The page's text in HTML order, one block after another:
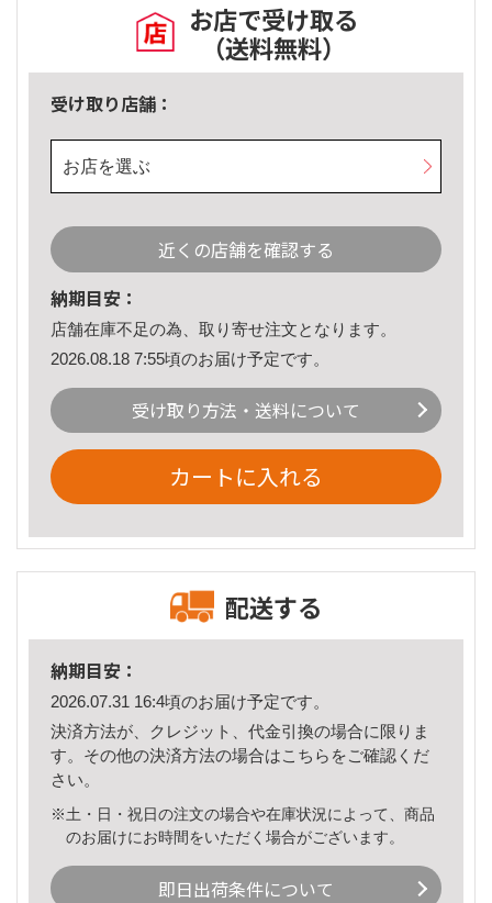
お店で受け取る
（送料無料）
受け取り店舗：
お店を選ぶ
近くの店舗を確認する
納期目安：
店舗在庫不足の為、取り寄せ注文となります。
2026.08.18 7:55頃のお届け予定です。
受け取り方法・送料について
カートに入れる
配送する
納期目安：
2026.07.31 16:4頃のお届け予定です。
決済方法が、クレジット、代金引換の場合に限りま
す。その他の決済方法の場合はこちら をご確認くだ
さい。
※土・日・祝日の注文の場合や在庫状況によって、商品
のお届けにお時間をいただく場合がございます。
即日出荷条件について